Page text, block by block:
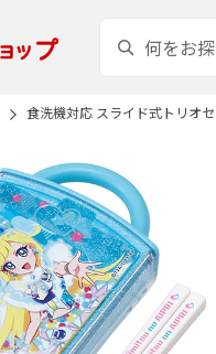
食洗機対応 スライド式トリオ